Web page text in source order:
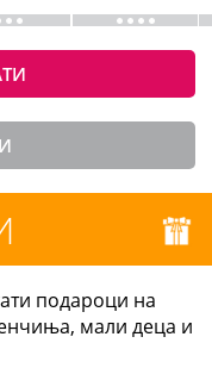
подароци на
мали деца и